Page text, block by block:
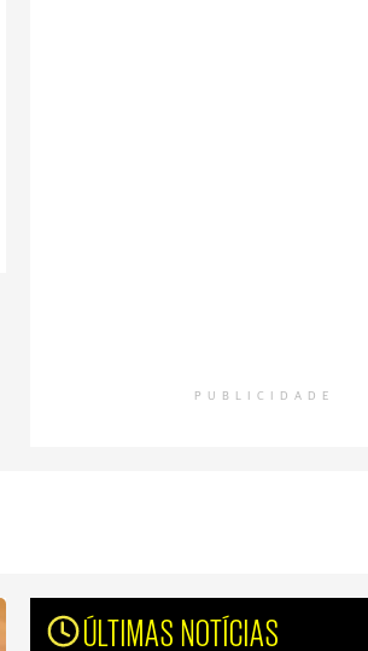
PUBLICIDADE
ÚLTIMAS NOTÍCIAS